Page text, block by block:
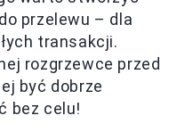
przelewu – dla
transakcji.
rozgrzewce przed
być dobrze
bez celu!